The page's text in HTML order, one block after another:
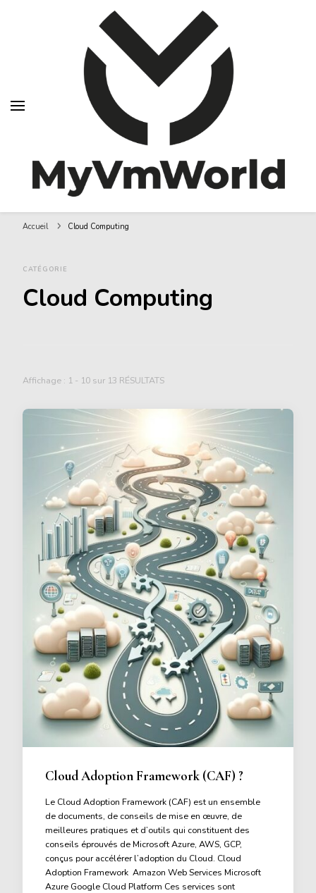
MyVMworld
Accueil Cloud Computing
CATÉGORIE
Cloud Computing
Affichage : 1 - 10 sur 13 RÉSULTATS
Cloud Adoption Framework (CAF) ?
Le Cloud Adoption Framework (CAF) est un ensemble
de documents, de conseils de mise en œuvre, de
meilleures pratiques et d’outils qui constituent des
conseils éprouvés de Microsoft Azure, AWS, GCP,
conçus pour accélérer l’adoption du Cloud. Cloud
Adoption Framework Amazon Web Services Microsoft
Azure Google Cloud Platform Ces services sont